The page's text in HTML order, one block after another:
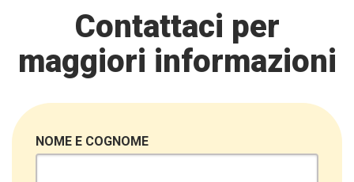
Contattaci per
maggiori informazioni
NOME E COGNOME